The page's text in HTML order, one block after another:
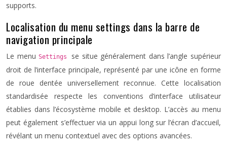
supports.
Localisation du menu settings dans la barre de
navigation principale
Le menuSettings se situe généralement dans l’angle supérieur
droit de l’interface principale, représenté par une icône en forme
de roue dentée universellement reconnue. Cette localisation
standardisée respecte les conventions d’interface utilisateur
établies dans l’écosystème mobile et desktop. L’accès au menu
peut également s’effectuer via un appui long sur l’écran d’accueil,
révélant un menu contextuel avec des options avancées.